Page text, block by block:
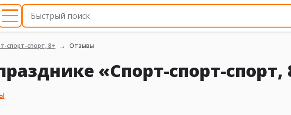
спорт-спорт, 8+ Отзывы
«Спорт-спорт-спорт,